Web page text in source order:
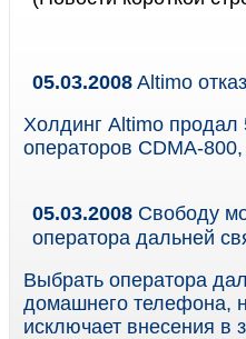
05.03.2008Altimo
Холдинг Altimo
операторов CDMA-
05.03.2008 Свободу
оператора дальней
Выбрать оператора
домашнего телефона,
исключает внесения в